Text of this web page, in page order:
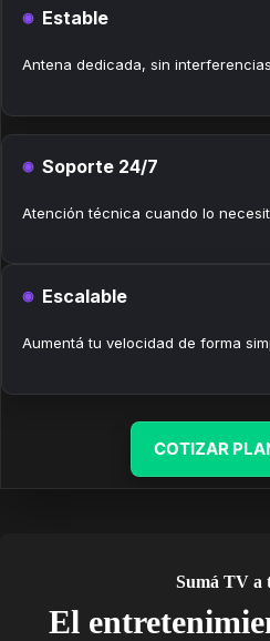
Estable
Antena dedicada, sin
Soporte 24/7
Atención técnica cuando lo
Escalable
Aumentá tu velocidad de forma
COTIZAR
Sumá TV a
El